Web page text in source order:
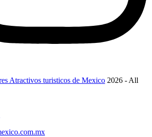
Atractivos turisticos de Mexico 2026 - All